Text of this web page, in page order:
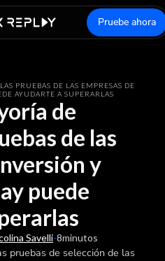
Pruebe ahora
PRUEBAS DE LAS EMPRESAS DE
AYUDARTE A SUPERARLAS
de
de las
y
puede
Savelli-8minutos
pruebas de selección de las